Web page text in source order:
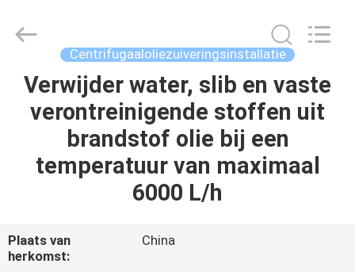
HUIS
PRODUCTEN
ONGEVEER
FABRIEKSREIS
Manufacture
Rights
Reserved.
Centrifugaaloliezuiveringsinstallatie
Verwijder water, slib en vaste
verontreinigende stoffen uit
brandstof olie bij een
temperatuur van maximaal
6000 L/h
Plaats van
herkomst:
China